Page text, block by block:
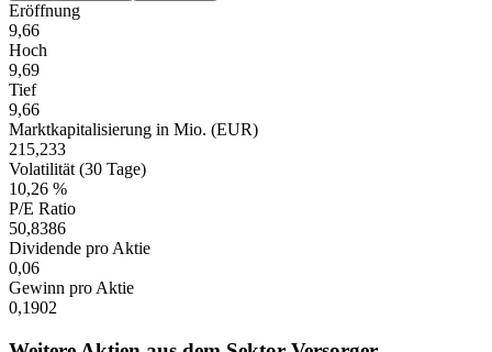
Eröffnung
9,66
Hoch
9,69
Tief
9,66
Marktkapitalisierung in Mio. (EUR)
215,233
Volatilität (30 Tage)
10,26 %
P/E Ratio
50,8386
Dividende pro Aktie
0,06
Gewinn pro Aktie
0,1902